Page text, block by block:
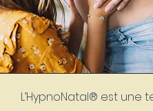
L’HypnoNatal® est une